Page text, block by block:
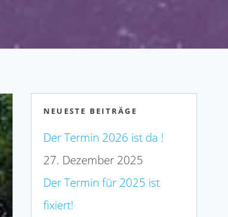
NEUESTE BEITRÄGE
Der Termin 2026 ist da !
27. Dezember 2025
Der Termin für 2025 ist
fixiert!